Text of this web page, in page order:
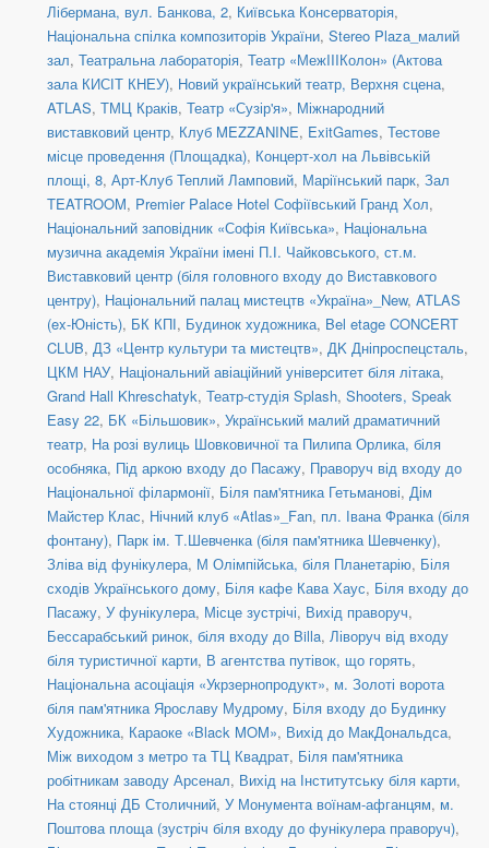
Лібермана, вул. Банкова, 2, Київська Консерваторія,
Національна спілка композиторів України, Stereo Plaza_малий
зал, Театральна лабораторія, Театр «МежIIIКолон» (Актова
зала КИСІТ КНЕУ), Новий український театр, Верхня сцена,
ATLAS, ТМЦ Краків, Театр «Сузір'я», Міжнародний
виставковий центр, Клуб MEZZANINE, ExitGames, Тестове
місце проведення (Площадка), Концерт-хол на Львівській
площі, 8, Арт-Клуб Теплий Ламповий, Маріїнський парк, Зал
TEATROOM, Premier Palace Hotel Софіївський Гранд Хол,
Національний заповідник «Софія Київська», Національна
музична академія України імені П.І. Чайковського, ст.м.
Виставковий центр (біля головного входу до Виставкового
центру), Національний палац мистецтв «Україна»_New, ATLAS
(ex-Юність), БК КПІ, Будинок художника, Bel etage CONCERT
CLUB, ДЗ «Центр культури та мистецтв», ДK Дніпроспецсталь,
ЦКМ НАУ, Національний авіаційний університет біля літака,
Grand Hall Khreschatyk, Театр-студія Splash, Shooters, Speak
Easy 22, БК «Більшовик», Український малий драматичний
театр, На розі вулиць Шовковичної та Пилипа Орлика, біля
особняка, Під аркою входу до Пасажу, Праворуч від входу до
Національної філармонії, Біля пам'ятника Гетьманові, Дім
Майстер Клас, Нічний клуб «Atlas»_Fan, пл. Івана Франка (біля
фонтану), Парк ім. Т.Шевченка (біля пам'ятника Шевченку),
Зліва від фунікулера, М Олімпійська, біля Планетарію, Біля
сходів Українського дому, Біля кафе Кава Хаус, Біля входу до
Пасажу, У фунікулера, Місце зустрічі, Вихід праворуч,
Бессарабський ринок, біля входу до Billa, Ліворуч від входу
біля туристичної карти, В агентства путівок, що горять,
Національна асоціація «Укрзернопродукт», м. Золоті ворота
біля пам'ятника Ярославу Мудрому, Біля входу до Будинку
Художника, Караоке «Black MOM», Вихід до МакДональдса,
Між виходом з метро та ТЦ Квадрат, Біля пам'ятника
робітникам заводу Арсенал, Вихід на Інститутську біля карти,
На стоянці ДБ Столичний, У Монумента воїнам-афганцям, м.
Поштова площа (зустріч біля входу до фунікулера праворуч),